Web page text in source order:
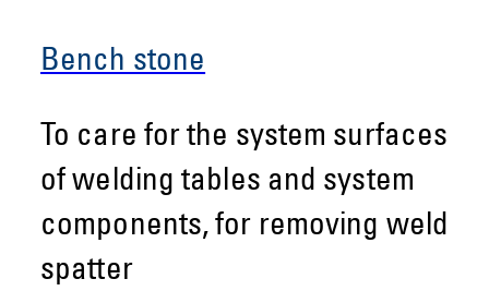
Bench stone
To care for the system surfaces
of welding tables and system
components, for removing weld
spatter